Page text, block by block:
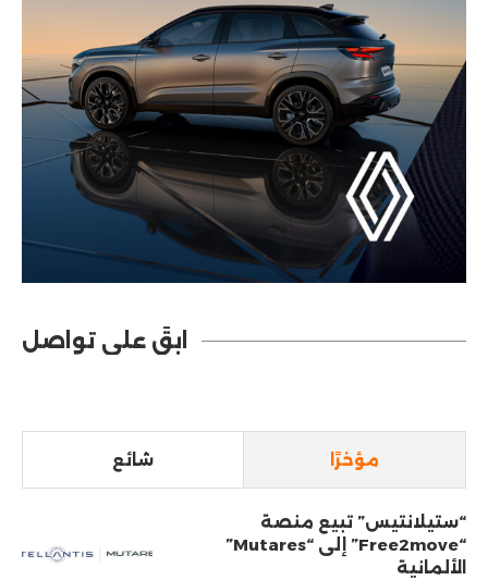
ابقَ على تواصل
مؤخرًا شائع
“ستيلانتيس” تبيع منصة
“Free2move” إلى “Mutares”
الألمانية